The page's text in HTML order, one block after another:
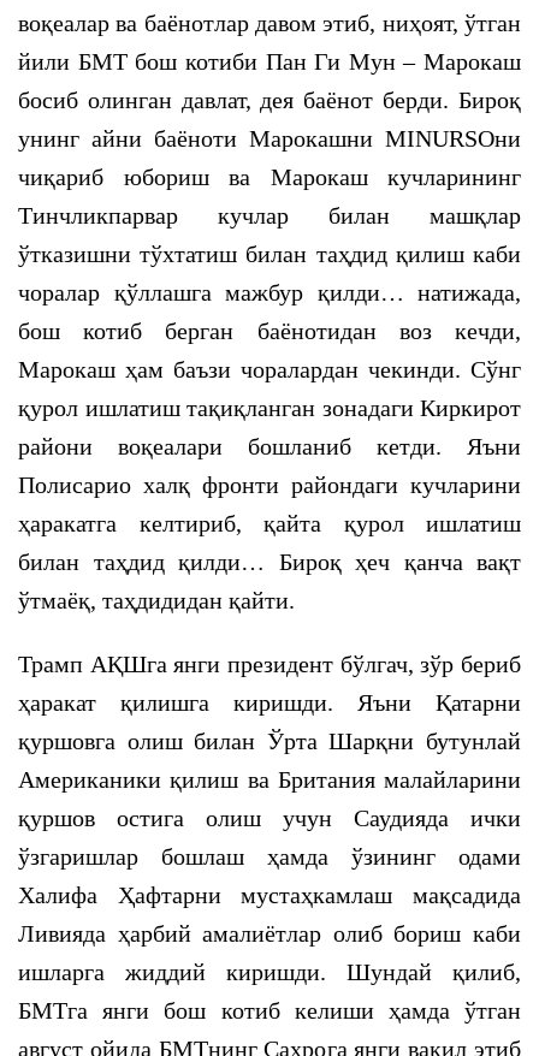
воқеалар ва баёнотлар давом этиб, ниҳоят, ўтган
йили БМТ бош котиби Пан Ги Мун – Марокаш
босиб олинган давлат, дея баёнот берди. Бироқ
унинг айни баёноти Марокашни MINURSOни
чиқариб юбориш ва Марокаш кучларининг
Тинчликпарвар кучлар билан машқлар
ўтказишни тўхтатиш билан таҳдид қилиш каби
чоралар қўллашга мажбур қилди… натижада,
бош котиб берган баёнотидан воз кечди,
Марокаш ҳам баъзи чоралардан чекинди. Сўнг
қурол ишлатиш тақиқланган зонадаги Киркирот
райони воқеалари бошланиб кетди. Яъни
Полисарио халқ фронти райондаги кучларини
ҳаракатга келтириб, қайта қурол ишлатиш
билан таҳдид қилди… Бироқ ҳеч қанча вақт
ўтмаёқ, таҳдидидан қайти.
Трамп АҚШга янги президент бўлгач, зўр бериб
ҳаракат қилишга киришди. Яъни Қатарни
қуршовга олиш билан Ўрта Шарқни бутунлай
Американики қилиш ва Британия малайларини
қуршов остига олиш учун Саудияда ички
ўзгаришлар бошлаш ҳамда ўзининг одами
Халифа Ҳафтарни мустаҳкамлаш мақсадида
Ливияда ҳарбий амалиётлар олиб бориш каби
ишларга жиддий киришди. Шундай қилиб,
БМТга янги бош котиб келиши ҳамда ўтган
август ойида БМТнинг Саҳрога янги вакил этиб